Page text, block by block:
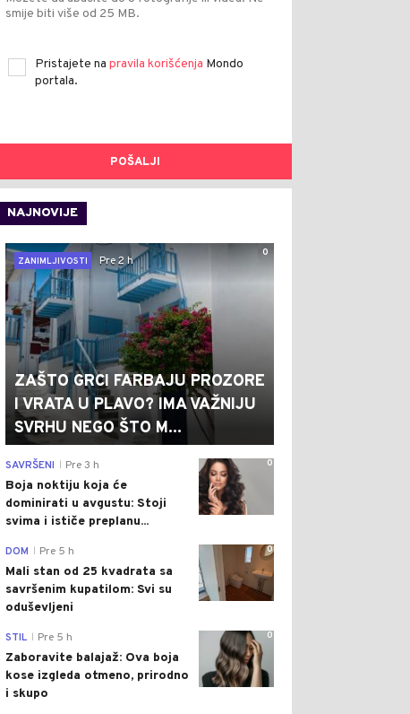
smije biti više od 25 MB.
Pristajete na pravila korišćenja Mondo
portala.
POŠALJI
NAJNOVIJE
0
ZANIMLJIVOSTI
Pre 2 h
ZAŠTO GRCI FARBAJU PROZORE
I VRATA U PLAVO? IMA VAŽNIJU
SVRHU NEGO ŠTO M...
0
SAVRŠENI Pre 3 h
Boja noktiju koja će
dominirati u avgustu: Stoji
svima i ističe preplanu...
0
DOM Pre 5 h
Mali stan od 25 kvadrata sa
savršenim kupatilom: Svi su
oduševljeni
0
STIL Pre 5 h
Zaboravite balajaž: Ova boja
kose izgleda otmeno, prirodno
i skupo